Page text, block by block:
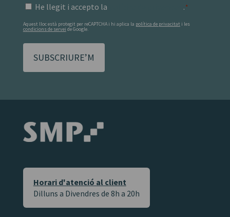
la
newsletter
i
autoritzo
l'enviament
electrònic.
He
i
política
de
He llegit i accepto la .*
Aquest lloc està protegit per reCAPTCHA i hi aplica la política de privacitat i les
condicions de servei de Google.
Horari d'atenció al client
Dilluns a Divendres de 8h a 20h